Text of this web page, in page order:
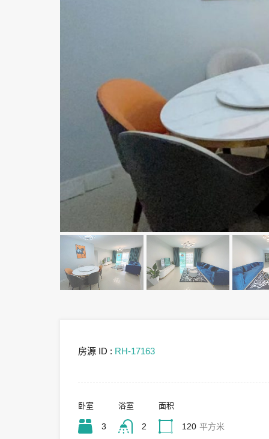
房源 ID : RH-17163
卧室
3
浴室
2
面积
120 平方米